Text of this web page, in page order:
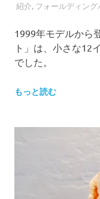
紹介, フォールディング
1999年モデルから
ト」は、小さな12
でした。
もっと読む